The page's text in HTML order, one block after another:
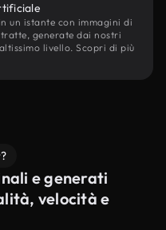
un istante con immagini di
generate dai nostri
livello. Scopri di più
e generati
velocità e